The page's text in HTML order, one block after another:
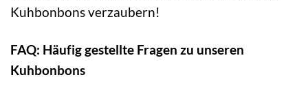
Kuhbonbons verzaubern!
FAQ: Häufig gestellte Fragen zu unseren
Kuhbonbons